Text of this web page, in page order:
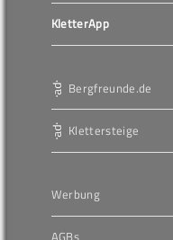
KletterApp
Bergfreunde.de
Klettersteige
Werbung
AGBs